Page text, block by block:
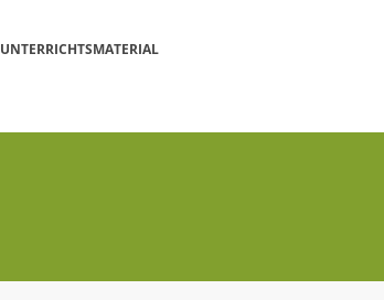
UNTERRICHTSMATERIAL